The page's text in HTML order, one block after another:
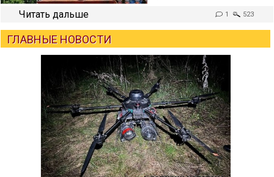
Читать дальше
1 523
ГЛАВНЫЕ НОВОСТИ